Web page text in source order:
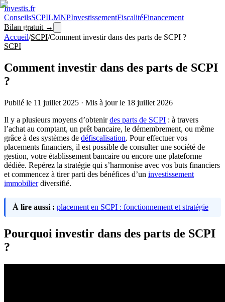
Investis.fr
ConseilsSCPILMNPInvestissementFiscalitéFinancement
Bilan gratuit →
Accueil/SCPI/Comment investir dans des parts de SCPI ?
SCPI
Comment investir dans des parts de SCPI
?
Publié le 11 juillet 2025 · Mis à jour le 18 juillet 2026
Il y a plusieurs moyens d’obtenirdes parts de SCPI : à travers
l’achat au comptant, un prêt bancaire, le démembrement, ou même
grâce à des systèmes de défiscalisation. Pour effectuer vos
placements financiers, il est possible de consulter une société de
gestion, votre établissement bancaire ou encore une plateforme
dédiée. Repérez la stratégie qui s’harmonise avec vos buts financiers
et commencez à tirer parti des bénéfices d’un investissement
immobilierdiversifié.
À lire aussi : placement en SCPI : fonctionnement et stratégie
Pourquoi investir dans des parts de SCPI
?